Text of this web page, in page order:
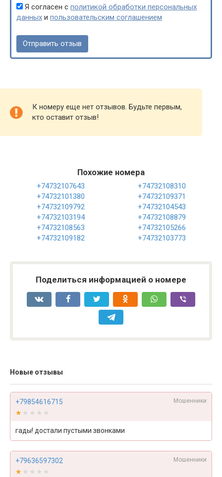
Я согласен с политикой обработки персональных
данных и пользовательским соглашением
К номеру еще нет отзывов. Будьте первым,
кто оставит отзыв!
Похожие номера
+74732107643
+74732108310
+74732101380
+74732109371
+74732109792
+74732104543
+74732103194
+74732108879
+74732108563
+74732105266
+74732109182
+74732103773
Поделиться информацией о номере
Новые отзывы
+79854616715 Мошенники
★★★★★
★★★★★
гады! достали пустыми звонками
+79636597302 Мошенники
★★★★★
★★★★★